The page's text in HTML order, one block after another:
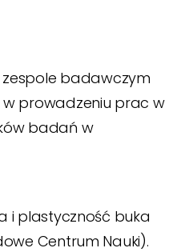
badawczym
prowadzeniu prac w
badań w
i plastyczność buka
Centrum Nauki).